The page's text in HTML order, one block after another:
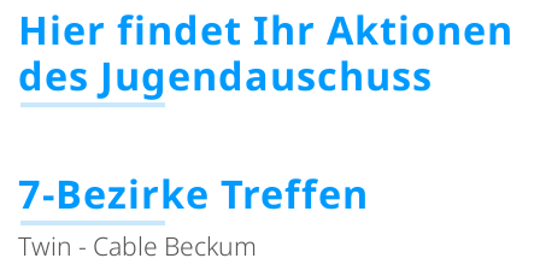
Hier findet Ihr Aktionen
des Jugendauschuss
7-Bezirke Treffen
Twin - Cable Beckum